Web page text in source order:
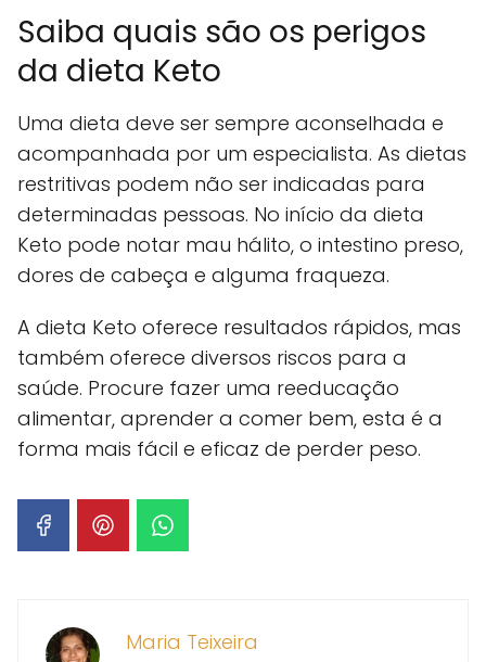
Saiba quais são os perigos
da dieta Keto
Uma dieta deve ser sempre aconselhada e
acompanhada por um especialista. As dietas
restritivas podem não ser indicadas para
determinadas pessoas. No início da dieta
Keto pode notar mau hálito, o intestino preso,
dores de cabeça e alguma fraqueza.
A dieta Keto oferece resultados rápidos, mas
também oferece diversos riscos para a
saúde. Procure fazer uma reeducação
alimentar, aprender a comer bem, esta é a
forma mais fácil e eficaz de perder peso.
Maria Teixeira